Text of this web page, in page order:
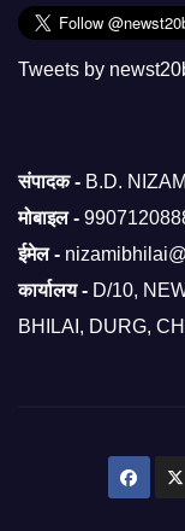
Tweets by
संपादक - B.D. NIZAMI
मोबाइल -
ईमेल -
कार्यालय - D/10,
BHILAI, DURG,